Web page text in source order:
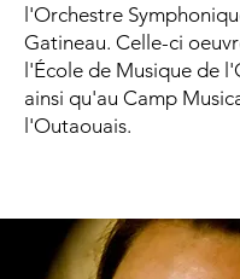
l'Orchestre
Gatineau. Celle-ci
l'École de Musique de
ainsi qu'au Camp
l'Outaouais.